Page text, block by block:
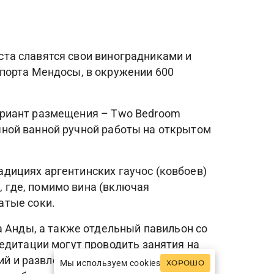
славятся свои виноградниками и
Мендосы, в окружении 600
размещения – Two Bedroom
ванной ручной работы на открытом
аргентинских гаучос (ковбоев)
где, помимо вина (включая
соки.
Анды, а также отдельный павильон со
могут проводить занятия на
и развлечений: экскурсии по
Мы используем cookies ХОРОШО